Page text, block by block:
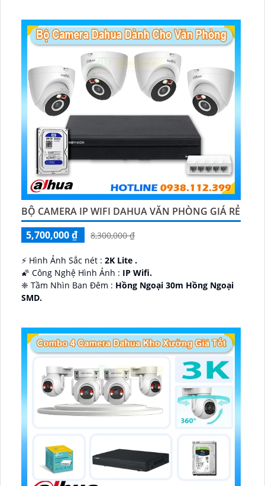
BỘ CAMERA IP WIFI DAHUA VĂN PHÒNG GIÁ RẺ
5,700,000 ₫
8,300,000 ₫
️⚡ Hình Ảnh Sắc nét : 2K Lite .
🌠 Công Nghệ Hình Ảnh : IP Wifi.
❈ Tầm Nhìn Ban Đêm : Hồng Ngoại 30m Hồng Ngoại
SMD.